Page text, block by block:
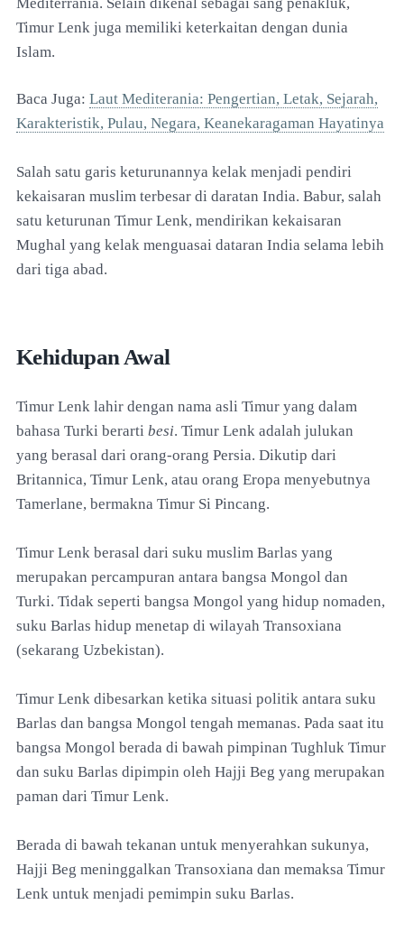
Timur Lenk juga memiliki keterkaitan dengan dunia
Islam.
Baca Juga: Laut Mediterania: Pengertian, Letak, Sejarah,
Karakteristik, Pulau, Negara, Keanekaragaman Hayatinya
Salah satu garis keturunannya kelak menjadi pendiri
kekaisaran muslim terbesar di daratan India. Babur, salah
satu keturunan Timur Lenk, mendirikan kekaisaran
Mughal yang kelak menguasai dataran India selama lebih
dari tiga abad.
Kehidupan Awal
Timur Lenk lahir dengan nama asli Timur yang dalam
bahasa Turki berarti besi. Timur Lenk adalah julukan
yang berasal dari orang-orang Persia. Dikutip dari
Britannica, Timur Lenk, atau orang Eropa menyebutnya
Tamerlane, bermakna Timur Si Pincang.
Timur Lenk berasal dari suku muslim Barlas yang
merupakan percampuran antara bangsa Mongol dan
Turki. Tidak seperti bangsa Mongol yang hidup nomaden,
suku Barlas hidup menetap di wilayah Transoxiana
(sekarang Uzbekistan).
Timur Lenk dibesarkan ketika situasi politik antara suku
Barlas dan bangsa Mongol tengah memanas. Pada saat itu
bangsa Mongol berada di bawah pimpinan Tughluk Timur
dan suku Barlas dipimpin oleh Hajji Beg yang merupakan
paman dari Timur Lenk.
Berada di bawah tekanan untuk menyerahkan sukunya,
Hajji Beg meninggalkan Transoxiana dan memaksa Timur
Lenk untuk menjadi pemimpin suku Barlas.